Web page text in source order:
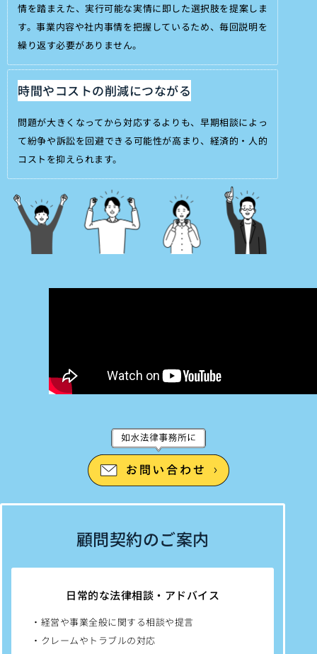
情を踏まえた、実行可能な実情に即した選択肢を提案しま
す。事業内容や社内事情を把握しているため、毎回説明を
繰り返す必要がありません。
時間やコストの削減につながる
問題が大きくなってから対応するよりも、早期相談によっ
て紛争や訴訟を回避できる可能性が高まり、経済的・人的
コストを抑えられます。
顧問契約のご案内
日常的な法律相談・アドバイス
・経営や事業全般に関する相談や提言
・クレームやトラブルの対応